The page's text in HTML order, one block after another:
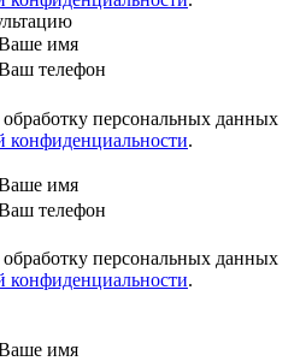
имя
телефон
персональных данных
конфиденциальности.
имя
телефон
персональных данных
конфиденциальности.
имя